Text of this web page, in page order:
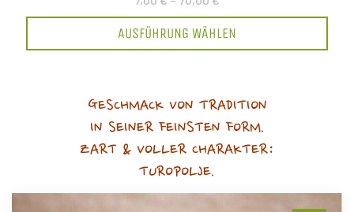
AUSFÜHRUNG WÄHLEN
GESCHMACK VON TRADITION
IN SEINER FEINSTEN FORM.
ZART & VOLLER CHARAKTER:
TUROPOLJE.